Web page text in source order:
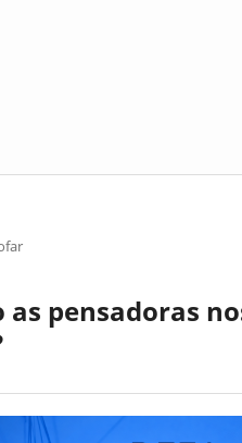
as pensadoras